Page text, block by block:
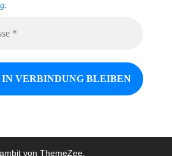
.
von ThemeZee.